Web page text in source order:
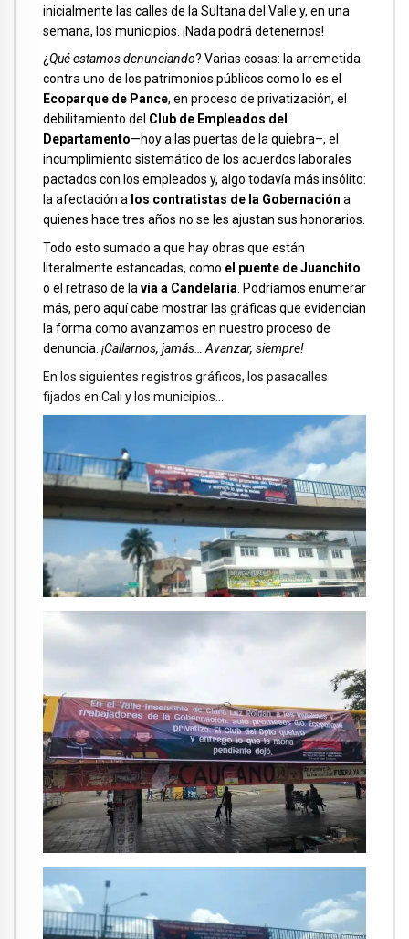
inicialmente las calles de la Sultana del Valle y, en una
semana, los municipios. ¡Nada podrá detenernos!
¿Qué estamos denunciando? Varias cosas: la arremetida
contra uno de los patrimonios públicos como lo es el
Ecoparque de Pance, en proceso de privatización, el
debilitamiento del Club de Empleados del
Departamento—hoy a las puertas de la quiebra–, el
incumplimiento sistemático de los acuerdos laborales
pactados con los empleados y, algo todavía más insólito:
la afectación a los contratistas de la Gobernación a
quienes hace tres años no se les ajustan sus honorarios.
Todo esto sumado a que hay obras que están
literalmente estancadas, como el puente de Juanchito
o el retraso de la vía a Candelaria . Podríamos enumerar
más, pero aquí cabe mostrar las gráficas que evidencian
la forma como avanzamos en nuestro proceso de
denuncia. ¡Callarnos, jamás… Avanzar, siempre!
En los siguientes registros gráficos, los pasacalles
fijados en Cali y los municipios…